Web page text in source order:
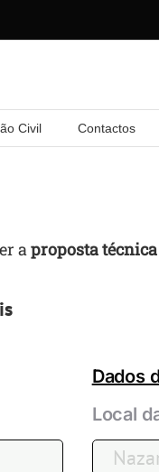
Civil Contactos
a proposta
Dados
Local